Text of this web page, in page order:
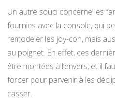
Un autre souci concerne les
fournies avec la console, qui
remodeler les joy-con, mais
au poignet. En effet, ces
être montées à l’envers, et il
forcer pour parvenir à les
casser.